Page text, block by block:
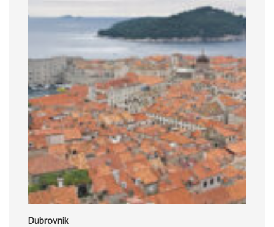
Dubrovnik